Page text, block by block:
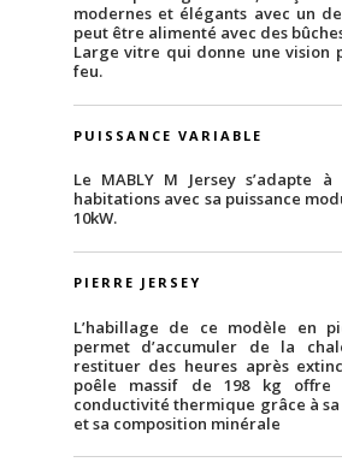
modernes et élégants avec un
peut être alimenté avec des
Large vitre qui donne une vision
feu.
PUISSANCE VARIABLE
Le MABLY M Jersey s’adapte à
habitations avec sa puissance
10kW.
PIERRE JERSEY
L’habillage de ce modèle en
permet d’accumuler de la
restituer des heures après
poêle massif de 198 kg offre
conductivité thermique grâce à
et sa composition minérale